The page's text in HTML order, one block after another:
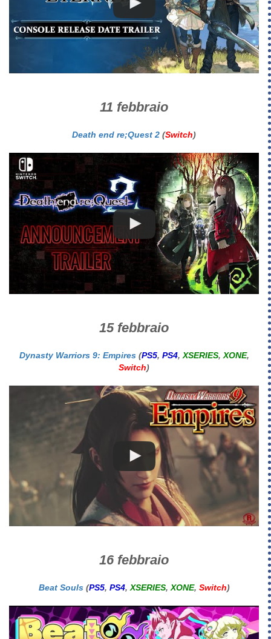
11 febbraio
Death end re;Quest 2 (Switch)
15 febbraio
Dynasty Warriors 9: Empires(PS5, PS4, XSERIES, XONE,
Switch)
16 febbraio
Beat Souls(PS5, PS4, XSERIES, XONE, Switch)